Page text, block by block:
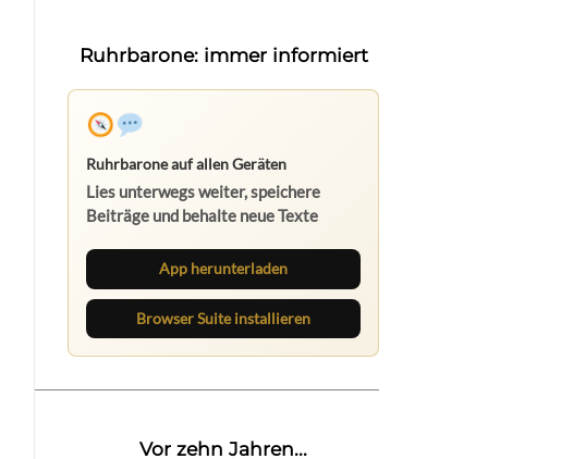
Ruhrbarone: immer informiert
Ruhrbarone auf allen Geräten
Lies unterwegs weiter, speichere
Beiträge und behalte neue Texte
App herunterladen
Browser Suite installieren
Vor zehn Jahren...